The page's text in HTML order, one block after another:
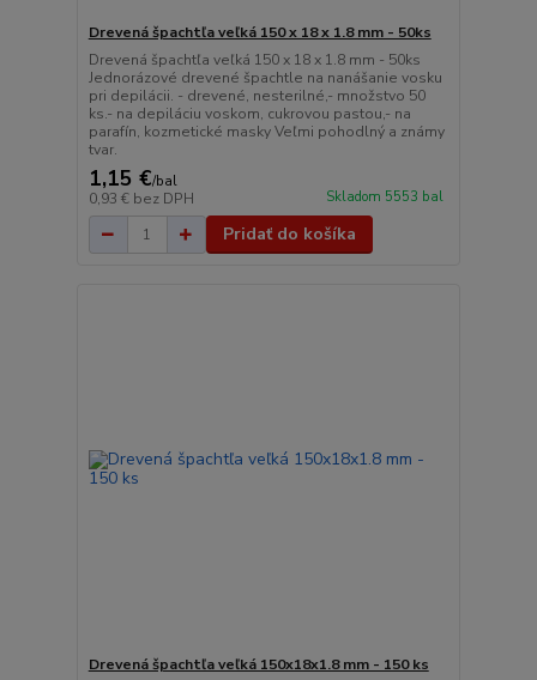
Drevená špachtľa veľká 150 x 18 x 1.8 mm - 50ks
Drevená špachtľa veľká 150 x 18 x 1.8 mm - 50ks
Jednorázové drevené špachtle na nanášanie vosku
pri depilácii. - drevené, nesterilné,- množstvo 50
ks.- na depiláciu voskom, cukrovou pastou,- na
parafín, kozmetické masky Veľmi pohodlný a známy
tvar.
1,15 €/bal
0,93 € bez DPH Skladom 5553 bal
Pridať do košíka
Drevená špachtľa veľká 150x18x1.8 mm - 150 ks